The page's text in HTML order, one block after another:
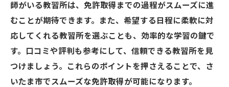
師がいる教習所は、免許取得までの過程がスムーズに進
むことが期待できます。また、希望する日程に柔軟に対
応してくれる教習所を選ぶことも、効率的な学習の鍵で
す。口コミや評判も参考にして、信頼できる教習所を見
つけましょう。これらのポイントを押さえることで、さ
いたま市でスムーズな免許取得が可能になります。